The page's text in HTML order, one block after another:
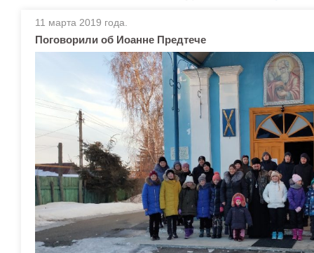
11 марта 2019 года.
Поговорили об Иоанне Предтече